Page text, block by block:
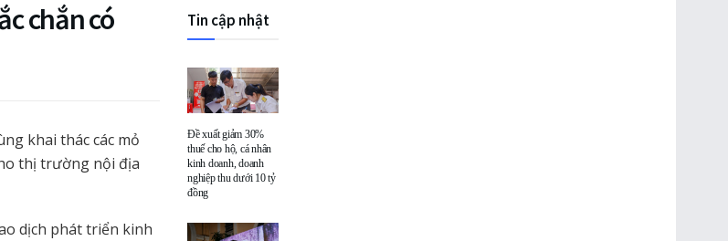
chắn có
khai thác các mỏ
thị trường nội địa
dịch phát triển kinh
Tin cập nhật
Đề xuất giảm 30%
thuế cho hộ, cá nhân
kinh doanh, doanh
nghiệp thu dưới 10 tỷ
đồng